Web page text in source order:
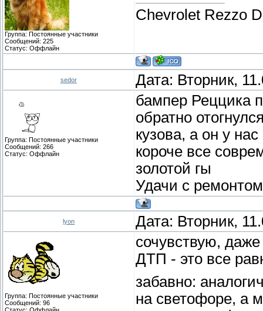
Группа: Постоянные участники
Сообщений: 225
Статус: Оффлайн
Chevrolet Rezzo
sedor Дата: Вторник,
Группа: Постоянные участники
Сообщений: 266
Статус: Оффлайн
бампер Реццика
обратно
кузова, а он у
короче все
золотой гы
Удачи с
lyon Дата: Вторник,
Группа: Постоянные участники
Сообщений: 96
сочувствую,
ДТП - это все
забавно:
на светофоре, а